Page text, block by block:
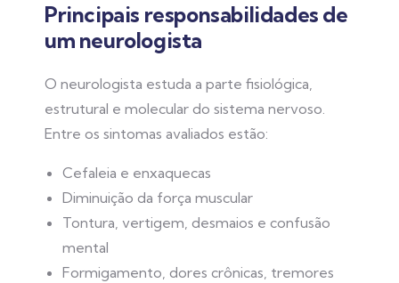
Principais responsabilidades de
um neurologista
O neurologista estuda a parte fisiológica,
estrutural e molecular do sistema nervoso.
Entre os sintomas avaliados estão:
Cefaleia e enxaquecas
Diminuição da força muscular
Tontura, vertigem, desmaios e confusão
mental
Formigamento, dores crônicas, tremores